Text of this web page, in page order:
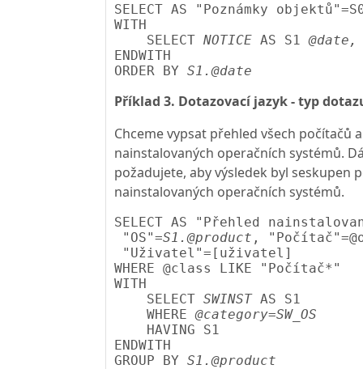
SELECT AS "Poznámky
WITH
    SELECT
NOTICE AS S1
ENDWITH
ORDER BY S1.@date
Příklad 3. Dotazovací jazyk - typ
Chceme vypsat přehled všech počítačů a
nainstalovaných operačních systémů.
požadujete, aby výsledek byl seskupen
nainstalovaných operačních systémů.
SELECT AS "Přehled
"OS"=S1.@product ,
"Uživatel"=[uživatel]
WHERE @class LIKE "Počítač*"
WITH
    SELECT
SWINST AS S1
    WHERE
@category=SW_OS
    HAVING S1
ENDWITH
GROUP BY S1.@product